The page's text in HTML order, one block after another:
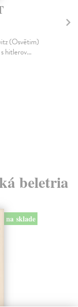
(Osvětim)
beletria
na sklade